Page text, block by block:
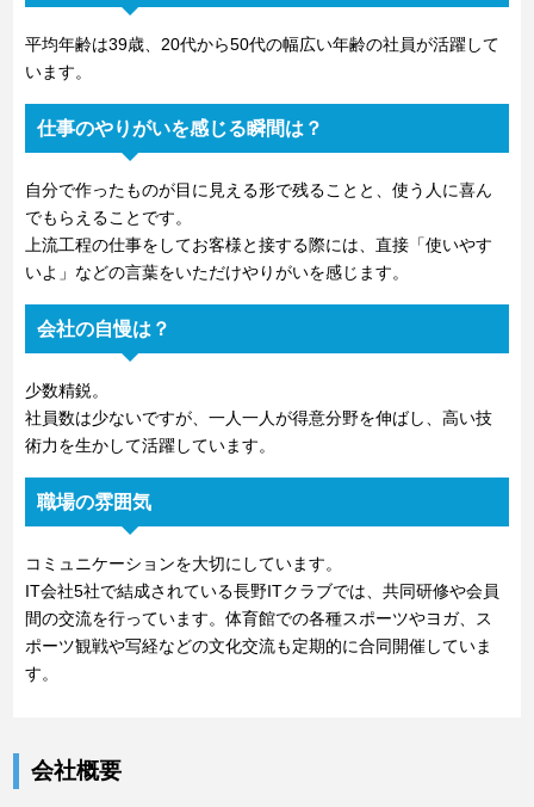
平均年齢は39歳、20代から50代の幅広い年齢の社員が活躍して
います。
仕事のやりがいを感じる瞬間は？
自分で作ったものが目に見える形で残ることと、使う人に喜ん
でもらえることです。
上流工程の仕事をしてお客様と接する際には、直接「使いやす
いよ」などの言葉をいただけやりがいを感じます。
会社の自慢は？
少数精鋭。
社員数は少ないですが、一人一人が得意分野を伸ばし、高い技
術力を生かして活躍しています。
職場の雰囲気
コミュニケーションを大切にしています。
IT会社5社で結成されている長野ITクラブでは、共同研修や会員
間の交流を行っています。体育館での各種スポーツやヨガ、ス
ポーツ観戦や写経などの文化交流も定期的に合同開催していま
す。
会社概要